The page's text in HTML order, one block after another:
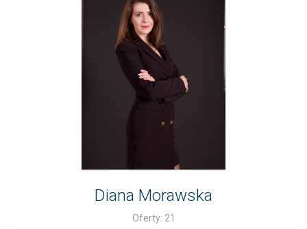
Diana Morawska
Oferty: 21